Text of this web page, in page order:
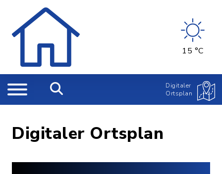
15 °C
Digitaler
Ortsplan
Digitaler Ortsplan